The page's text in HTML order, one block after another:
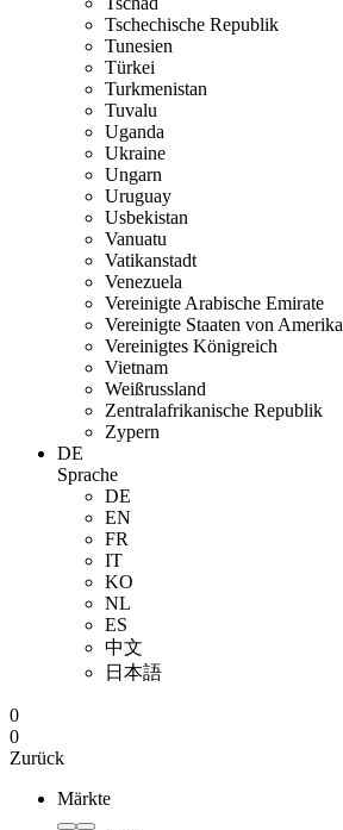
Tschechische Republik
Tunesien
Türkei
Turkmenistan
Tuvalu
Uganda
Ukraine
Ungarn
Uruguay
Usbekistan
Vanuatu
Vatikanstadt
Venezuela
Vereinigte Arabische Emirate
Vereinigte Staaten von Amerika
Vereinigtes Königreich
Vietnam
Weißrussland
Zentralafrikanische Republik
Zypern
DE
Sprache
DE
EN
FR
IT
KO
NL
ES
中文
日本語
0
0
Zurück
Märkte